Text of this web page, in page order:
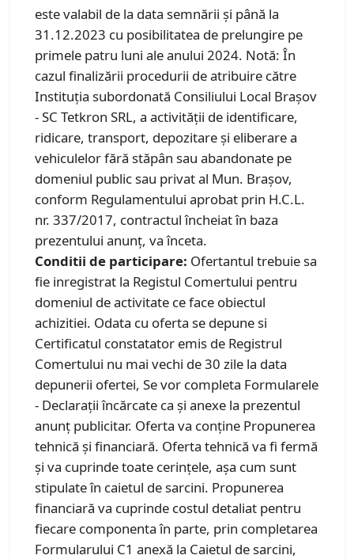
este valabil de la data semnării și până la
31.12.2023 cu posibilitatea de prelungire pe
primele patru luni ale anului 2024. Notă: În
cazul finalizării procedurii de atribuire către
Instituția subordonată Consiliului Local Brașov
- SC Tetkron SRL, a activității de identificare,
ridicare, transport, depozitare și eliberare a
vehiculelor fără stăpân sau abandonate pe
domeniul public sau privat al Mun. Brașov,
conform Regulamentului aprobat prin H.C.L.
nr. 337/2017, contractul încheiat în baza
prezentului anunț, va înceta.
Conditii de participare: Ofertantul trebuie sa
fie inregistrat la Registul Comertului pentru
domeniul de activitate ce face obiectul
achizitiei. Odata cu oferta se depune si
Certificatul constatator emis de Registrul
Comertului nu mai vechi de 30 zile la data
depunerii ofertei, Se vor completa Formularele
- Declarații încărcate ca și anexe la prezentul
anunț publicitar. Oferta va conține Propunerea
tehnică și financiară. Oferta tehnică va fi fermă
şi va cuprinde toate cerințele, aşa cum sunt
stipulate în caietul de sarcini. Propunerea
financiară va cuprinde costul detaliat pentru
fiecare componenta în parte, prin completarea
Formularului C1 anexă la Caietul de sarcini,